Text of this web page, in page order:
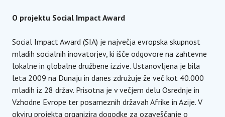
O projektu Social Impact Award
Social Impact Award (SIA) je največja evropska skupnost
mladih socialnih inovatorjev, ki išče odgovore na zahtevne
lokalne in globalne družbene izzive. Ustanovljena je bila
leta 2009 na Dunaju in danes združuje že več kot 40.000
mladih iz 28 držav. Prisotna je v večjem delu Osrednje in
Vzhodne Evrope ter posameznih državah Afrike in Azije. V
okviru projekta organizira dogodke za ozaveščanje o